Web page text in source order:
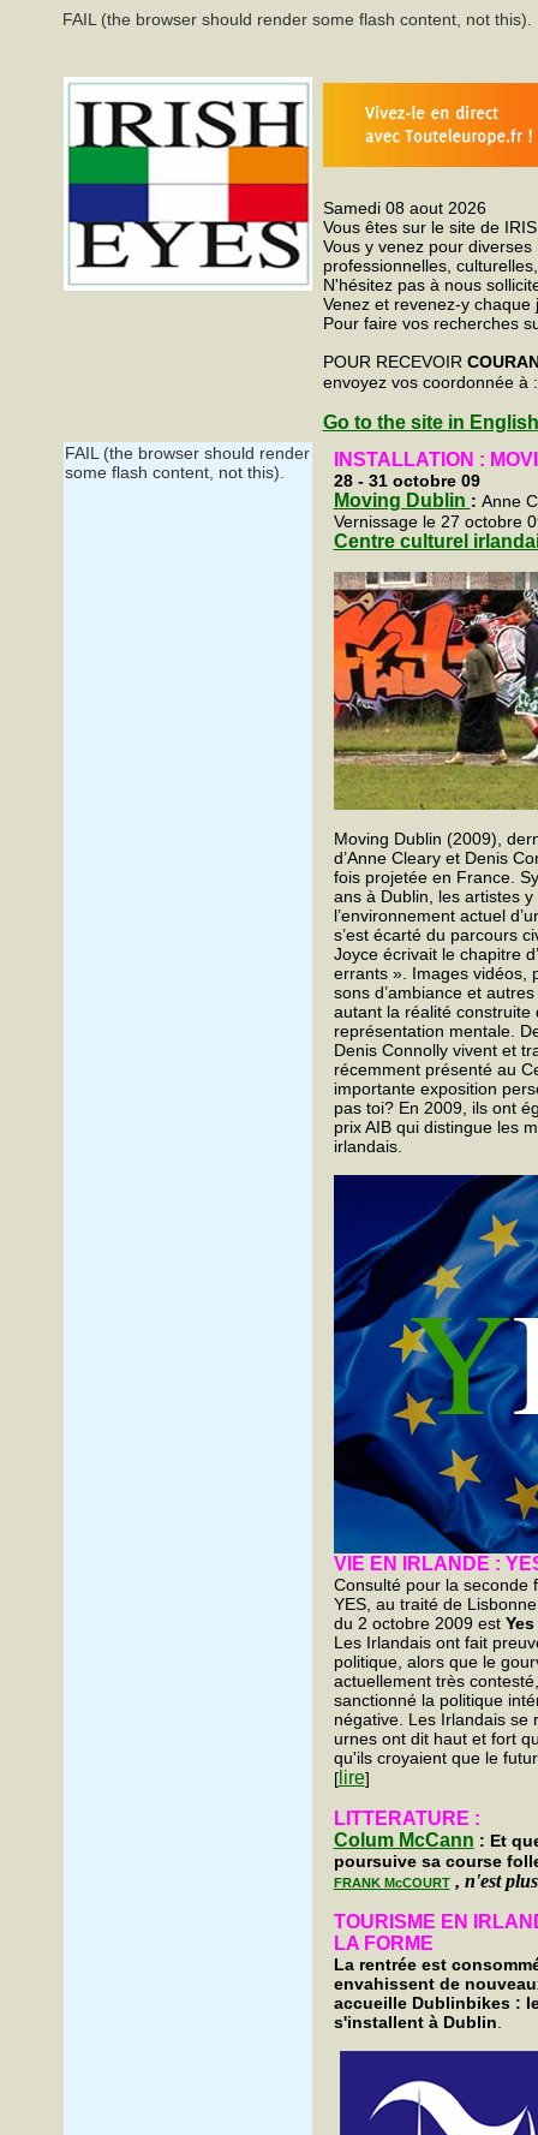
FAIL (the browser should render some flash content, not this).
FAIL (the browser should render
some flash content, not this).
Samedi 08 aout 2026
Vous êtes sur le site de
Vous y venez pour
professionnelles,
N'hésitez pas à nous
Venez et revenez-y chaque
Pour faire vos recherches
POUR RECEVOIR
envoyez vos coordonnée à
Go to the site in English
INSTALLATION :
28 - 31 octobre 09
Moving Dublin : Anne
Vernissage le 27 octobre
Centre culturel
Moving Dublin (2009),
d’Anne Cleary et Denis
fois projetée en France.
ans à Dublin, les artistes
l’environnement actuel
s’est écarté du parcours
Joyce écrivait le chapitre
errants ». Images vidéos,
sons d’ambiance et
autant la réalité construite
représentation mentale.
Denis Connolly vivent et
récemment présenté au
importante exposition
pas toi? En 2009, ils ont
prix AIB qui distingue les
irlandais.
VIE EN IRLANDE :
Consulté pour la seconde
YES, au traité de
du 2 octobre 2009 est
Les Irlandais ont fait
politique, alors que le
actuellement très
sanctionné la politique
négative. Les Irlandais se
urnes ont dit haut et fort
qu'ils croyaient que le
[lire]
LITTERATURE :
Colum McCann : Et
poursuive sa course
FRANK McCOURT , n'est
TOURISME EN
LA FORME
La rentrée est
envahissent de
accueille Dublinbikes :
s'installent à Dublin